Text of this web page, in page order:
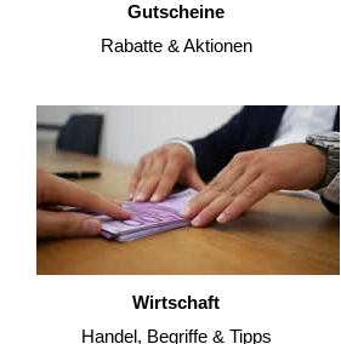
Gutscheine
Rabatte & Aktionen
Wirtschaft
Handel, Begriffe & Tipps